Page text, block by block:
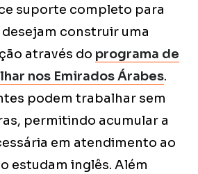
suporte completo para
construir uma
através do programa de
nos Emirados Árabes.
podem trabalhar sem
permitindo acumular a
em atendimento ao
estudam inglês. Além